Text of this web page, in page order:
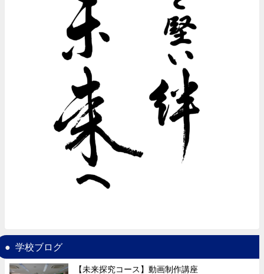
学校ブログ
【未来探究コース】動画制作講座